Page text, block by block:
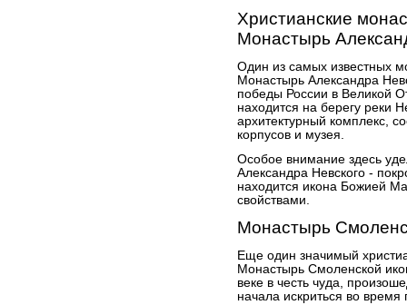
Христианские
Монастырь
Один из самых известных
Монастырь Александра
победы России в Великой
находится на берегу реки
архитектурный комплекс,
корпусов и музея.
Особое внимание здесь
Александра Невского -
находится икона Божией
свойствами.
Монастырь
Еще один значимый
Монастырь Смоленской
веке в честь чуда,
начала искриться во